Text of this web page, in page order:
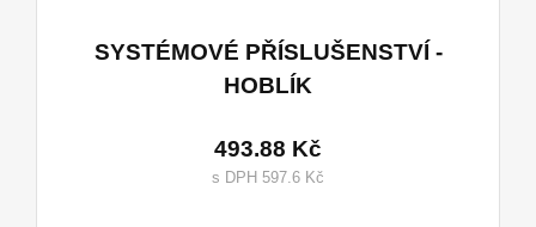
SYSTÉMOVÉ PŘÍSLUŠENSTVÍ -
HOBLÍK
493.88 Kč
s DPH 597.6 Kč